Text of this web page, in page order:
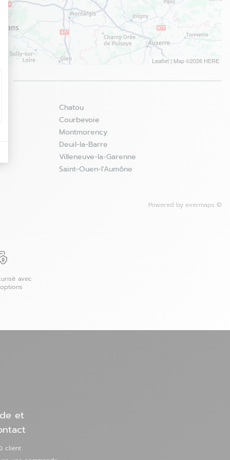
Leaflet| Map ©2026 HERE
Chatou
Courbevoie
Montmorency
Deuil-la-Barre
Villeneuve-la-Garenne
Saint-Ouen-l'Aumône
Powered by evermaps ©
avec
et
client